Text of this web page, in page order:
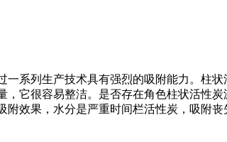
系列生产技术具有强烈的吸附能力。柱
它很容易整洁。是否存在角色柱状活性
效果，水分是严重时间栏活性炭，吸附